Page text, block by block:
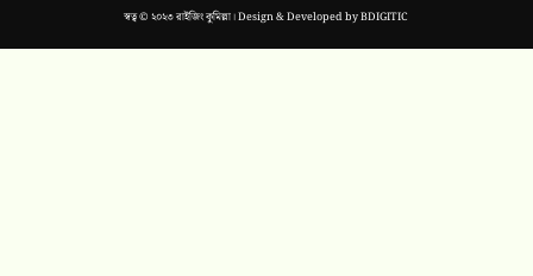
স্বত্ব © ২০২৩ রাইজিং কুমিল্লা। Design & Developed byBDIGITIC